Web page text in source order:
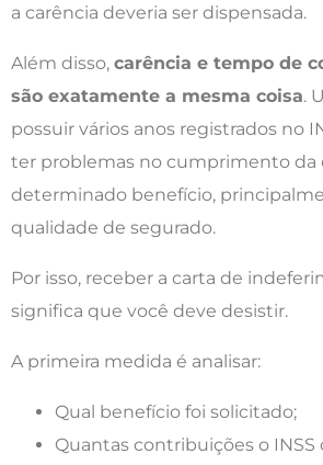
a carência deveria ser dispensada.
Além disso, carência e tempo de
são exatamente a mesma coisa.
possuir vários anos registrados no
ter problemas no cumprimento da
determinado benefício,
qualidade de segurado.
Por isso, receber a carta de
significa que você deve desistir.
A primeira medida é analisar:
Qual benefício foi solicitado;
Quantas contribuições o INSS